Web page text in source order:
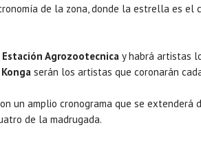
de la zona, donde la estrella es el
Estación Agrozootecnica y habrá artistas
serán los artistas que coronarán
un amplio cronograma que se extenderá
de la madrugada.